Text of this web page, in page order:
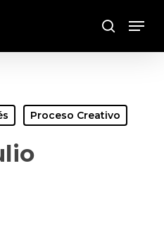
Buscar
Menu
Proceso Creativo